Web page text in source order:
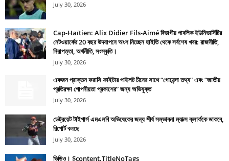
July 30, 2026
Cap-Haïtien: Alix Didier Fils-Aimé বিভাগীয় পাবলিক ইউনিভার্সিটির
নেটওয়ার্কের 20 বছর উদযাপনে অংশ নিচ্ছেন হাইতি থেকে সর্বশেষ খবর: রাজনীতি,
নিরাপত্তা, অর্থনীতি, সংস্কৃতি।
July 30, 2026
একজন প্রাক্তন ফরাসি ফাইটার পাইলট চীনের সাথে “গোয়েন্দা তথ্য” এবং “জাতীয়
প্রতিরক্ষা গোপনীয়তা প্রকাশের” জন্য অভিযুক্ত
July 30, 2026
ডেট্রয়েট টাইগার্স এমএলবি অভিষেকের জন্য শীর্ষ সম্ভাবনা ম্যাক্স ক্লার্ককে ডাকবে,
রিপোর্ট বলছে
July 30, 2026
ভিডিও। $content.TitleNoTags